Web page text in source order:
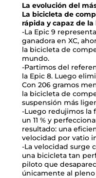
La evolución del
La bicicleta de
rápida y capaz de la
-La Epic 9
ganadora en XC,
la bicicleta de
mundo.
-Partimos del
la Epic 8. Luego
Con 206 gramos
la bicicleta de
suspensión más
-Luego redujimos la
un 11 % y
resultado: una
velocidad por vatio
-La velocidad surge
una bicicleta tan
piloto que
únicamente al